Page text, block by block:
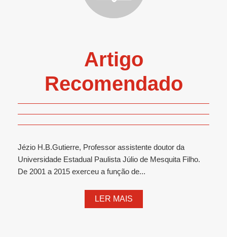
Artigo
Recomendado
Jézio H.B.Gutierre, Professor assistente doutor da
Universidade Estadual Paulista Júlio de Mesquita Filho.
De 2001 a 2015 exerceu a função de...
LER MAIS